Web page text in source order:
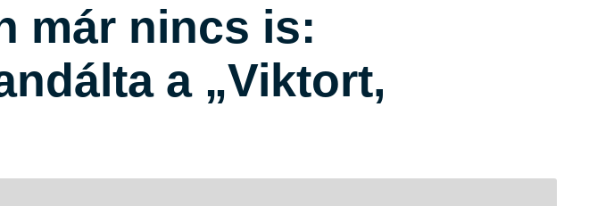
már nincs is:
a „Viktort,